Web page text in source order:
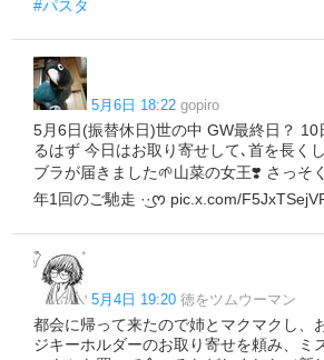
#パスタ
5月6日 18:22 gopiro
5月6日(振替休日)世の中 GW最終日？ 10
るはず 今日はお取り寄せして､首を長く
ブラが届きました🌱山菜の女王❣️ さっそ
年1回のご馳走 ·͜·ᰔ pic.x.com/
5月4日 19:20 徳をツムウーマン
都会に帰って来たので姉とマクマクし、
ジキーホルダーのお取り寄せを頼み、ミ